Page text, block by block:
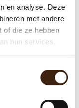
en analyse. Deze
met andere
of die ze hebben
hun services.
Gallery